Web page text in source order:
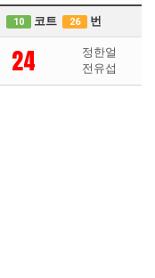
10 코트 26 번
24
정한얼
전유섭